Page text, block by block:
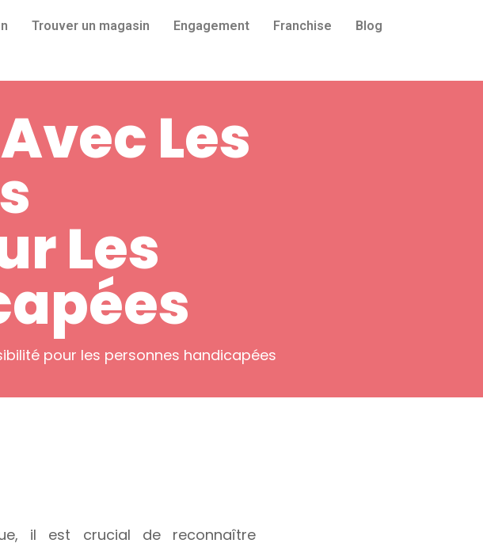
Trouver un magasin Engagement Franchise Blog
Les
Les
pour les personnes handicapées
il est crucial de reconnaître